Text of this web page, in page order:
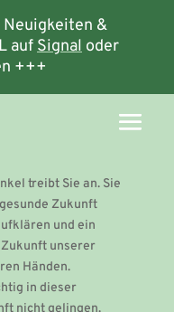
&
aufSignaloder
+++
treibt Sie an. Sie
Zukunft
und ein
Zukunft unserer
Händen.
in dieser
nicht gelingen.